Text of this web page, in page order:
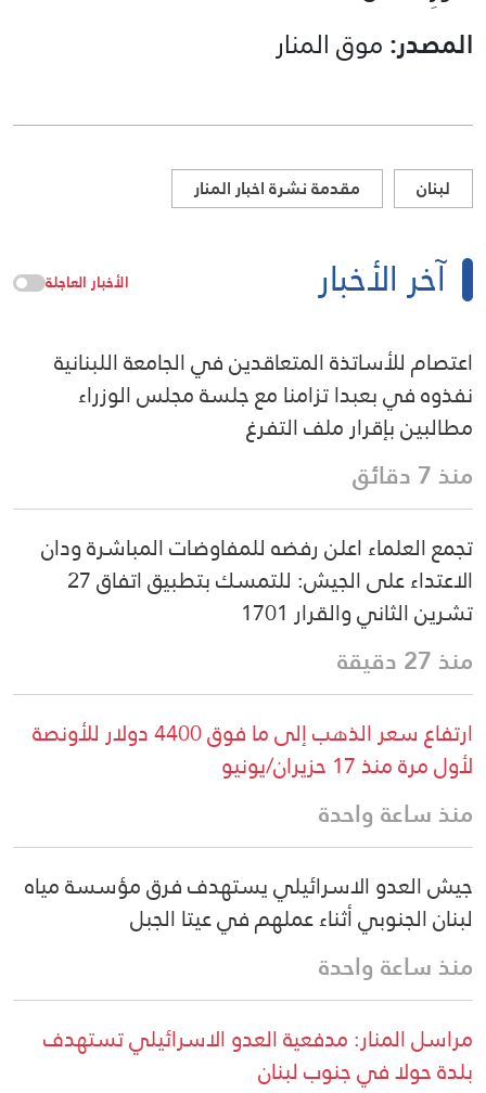
المصدر:موق المنار
لبنان مقدمة نشرة اخبار المنار
آخر الأخبار الأخبار العاجلة
اعتصام للأساتذة المتعاقدين في الجامعة اللبنانية
نفذوه في بعبدا تزامنا مع جلسة مجلس الوزراء
مطالبين بإقرار ملف التفرغ
منذ 7 دقائق
تجمع العلماء اعلن رفضه للمفاوضات المباشرة ودان
الاعتداء على الجيش: للتمسك بتطبيق اتفاق 27
تشرين الثاني والقرار 1701
منذ 27 دقيقة
ارتفاع سعر الذهب إلى ما فوق 4400 دولار للأونصة
لأول مرة منذ 17 حزيران/يونيو
منذ ساعة واحدة
جيش العدو الاسرائيلي يستهدف فرق مؤسسة مياه
لبنان الجنوبي أثناء عملهم في عيتا الجبل
منذ ساعة واحدة
مراسل المنار: مدفعية العدو الاسرائيلي تستهدف
بلدة حولا في جنوب لبنان